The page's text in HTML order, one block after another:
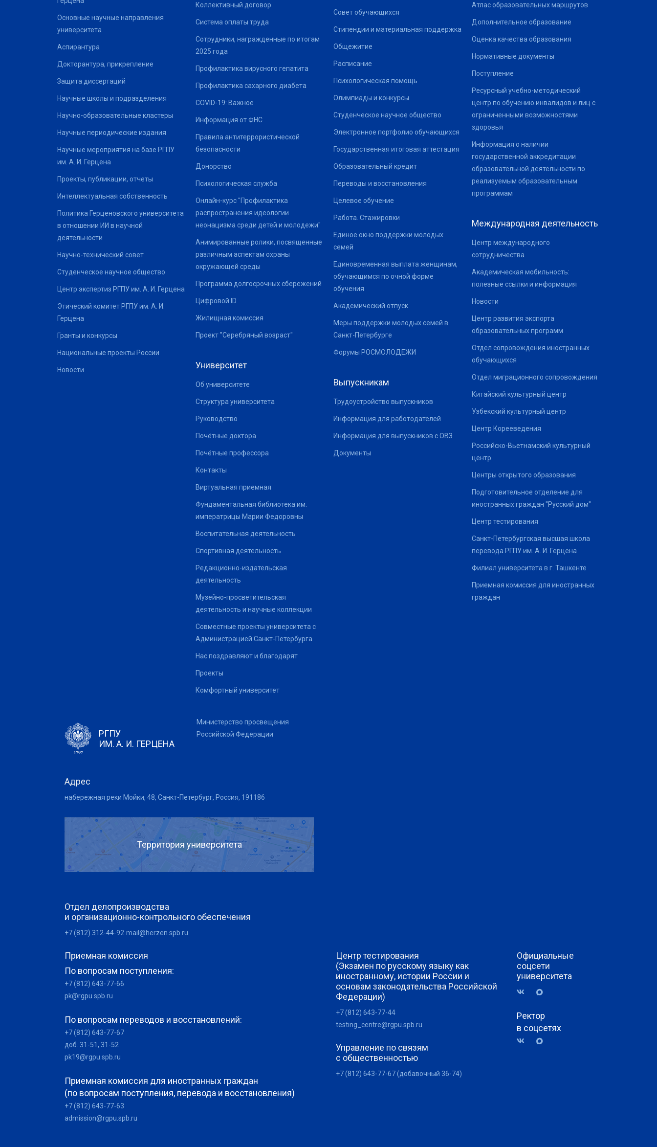
Основные научные направления
университета
Аспирантура
Докторантура, прикрепление
Защита диссертаций
Научные школы и подразделения
Научно-образовательные кластеры
Научные периодические издания
Научные мероприятия на базе РГПУ
им. А. И. Герцена
Проекты, публикации, отчеты
Интеллектуальная собственность
Политика Герценовского университета
в отношении ИИ в научной
деятельности
Научно-технический совет
Студенческое научное общество
Центр экспертиз РГПУ им. А. И. Герцена
Этический комитет РГПУ им. А. И.
Герцена
Гранты и конкурсы
Национальные проекты России
Новости
Коллективный договор
Система оплаты труда
Сотрудники, награжденные по итогам
2025 года
Профилактика вирусного гепатита
Профилактика сахарного диабета
COVID-19: Важное
Информация от ФНС
Правила антитеррористической
безопасности
Донорство
Психологическая служба
Онлайн-курс "Профилактика
распространения идеологии
неонацизма среди детей и молодежи"
Анимированные ролики, посвященные
различным аспектам охраны
окружающей среды
Программа долгосрочных сбережений
Цифровой ID
Жилищная комиссия
Проект "Серебряный возраст"
Университет
Об университете
Структура университета
Руководство
Почётные доктора
Почётные профессора
Контакты
Виртуальная приемная
Фундаментальная библиотека им.
императрицы Марии Федоровны
Воспитательная деятельность
Спортивная деятельность
Редакционно-издательская
деятельность
Музейно-просветительская
деятельность и научные коллекции
Совместные проекты университета с
Администрацией Санкт-Петербурга
Нас поздравляют и благодарят
Проекты
Комфортный университет
Совет обучающихся
Стипендии и материальная поддержка
Общежитие
Расписание
Психологическая помощь
Олимпиады и конкурсы
Студенческое научное общество
Электронное портфолио обучающихся
Государственная итоговая аттестация
Образовательный кредит
Переводы и восстановления
Целевое обучение
Работа. Стажировки
Единое окно поддержки молодых
семей
Единовременная выплата женщинам,
обучающимся по очной форме
обучения
Академический отпуск
Меры поддержки молодых семей в
Санкт-Петербурге
Форумы РОСМОЛОДЕЖИ
Выпускникам
Трудоустройство выпускников
Информация для работодателей
Информация для выпускников с ОВЗ
Документы
Атлас образовательных маршрутов
Дополнительное образование
Оценка качества образования
Нормативные документы
Поступление
Ресурсный учебно-методический
центр по обучению инвалидов и лиц с
ограниченными возможностями
здоровья
Информация о наличии
государственной аккредитации
образовательной деятельности по
реализуемым образовательным
программам
Международная деятельность
Центр международного
сотрудничества
Академическая мобильность:
полезные ссылки и информация
Новости
Центр развития экспорта
образовательных программ
Отдел сопровождения иностранных
обучающихся
Отдел миграционного сопровождения
Китайский культурный центр
Узбекский культурный центр
Центр Корееведения
Российско-Вьетнамский культурный
центр
Центры открытого образования
Подготовительное отделение для
иностранных граждан "Русский дом"
Центр тестирования
Санкт-Петербургская высшая школа
перевода РГПУ им. А. И. Герцена
Филиал университета в г. Ташкенте
Приемная комиссия для иностранных
граждан
РГПУ
ИМ. А. И. ГЕРЦЕНА
Министерство просвещения
Российской Федерации
Адрес
набережная реки Мойки, 48, Санкт-Петербург, Россия, 191186
Территория университета
Отдел делопроизводства
и организационно-контрольного обеспечения
+7 (812) 312-44-92 mail@herzen.spb.ru
Приемная комиссия
По вопросам поступления:
+7 (812) 643-77-66
pk@rgpu.spb.ru
По вопросам переводов и восстановлений:
+7 (812) 643-77-67
доб. 31-51, 31-52
pk19@rgpu.spb.ru
Приемная комиссия для иностранных граждан
(по вопросам поступления, перевода и восстановления)
+7 (812) 643-77-63
admission@rgpu.spb.ru
Центр тестирования
(Экзамен по русскому языку как
иностранному, истории России и
основам законодательства Российской
Федерации)
+7 (812) 643-77-44
testing_centre@rgpu.spb.ru
Управление по связям
с общественностью
+7 (812) 643-77-67 (добавочный 36-74)
Официальные
соцсети
университета
Ректор
в соцсетях